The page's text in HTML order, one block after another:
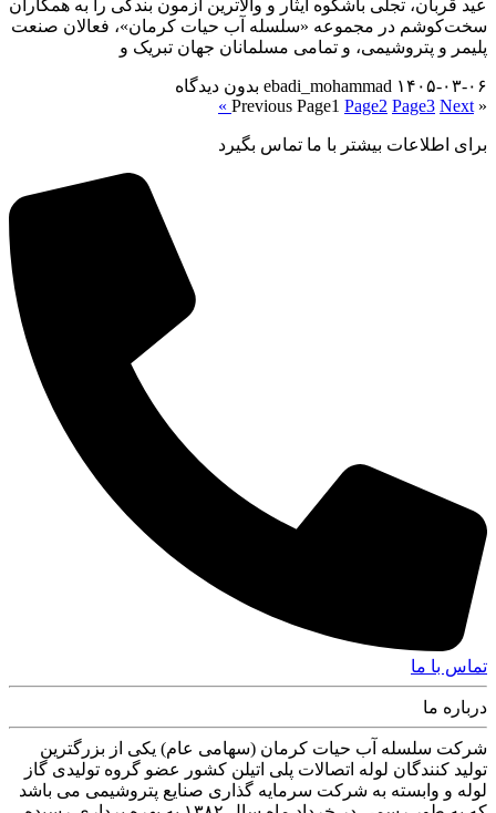
عید قربان، تجلی باشکوه ایثار و والاترین آزمون بندگی را به همکاران
سخت‌کوشم در مجموعه «سلسله آب حیات کرمان»، فعالان صنعت
پلیمر و پتروشیمی، و تمامی مسلمانان جهان تبریک و
ebadi_mohammad ۱۴۰۵-۰۳-۰۶
بدون دیدگاه
« Previous
Page1 Page2 Page3 Next »
برای اطلاعات بیشتر با ما تماس بگیرد
تماس با ما
درباره ما
شرکت سلسله آب حیات کرمان (سهامی عام) یکی از بزرگترین
تولید کنندگان لوله اتصالات پلی اتیلن کشور عضو گروه تولیدی گاز
لوله و وابسته به شرکت سرمایه گذاری صنایع پتروشیمی می باشد